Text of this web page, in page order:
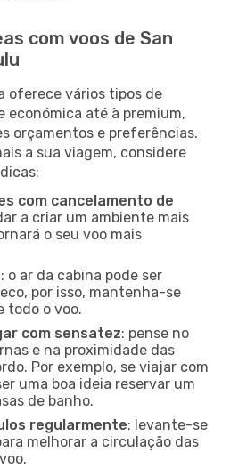
com voos de San
oferece vários tipos de
económica até à premium,
orçamentos e preferências.
a sua viagem, considere
com cancelamento de
a criar um ambiente mais
o seu voo mais
: o ar da cabina pode ser
por isso, mantenha-se
todo o voo.
com sensatez: pense no
e na proximidade das
Por exemplo, se viajar com
uma boa ideia reservar um
de banho.
regularmente: levante-se
melhorar a circulação das